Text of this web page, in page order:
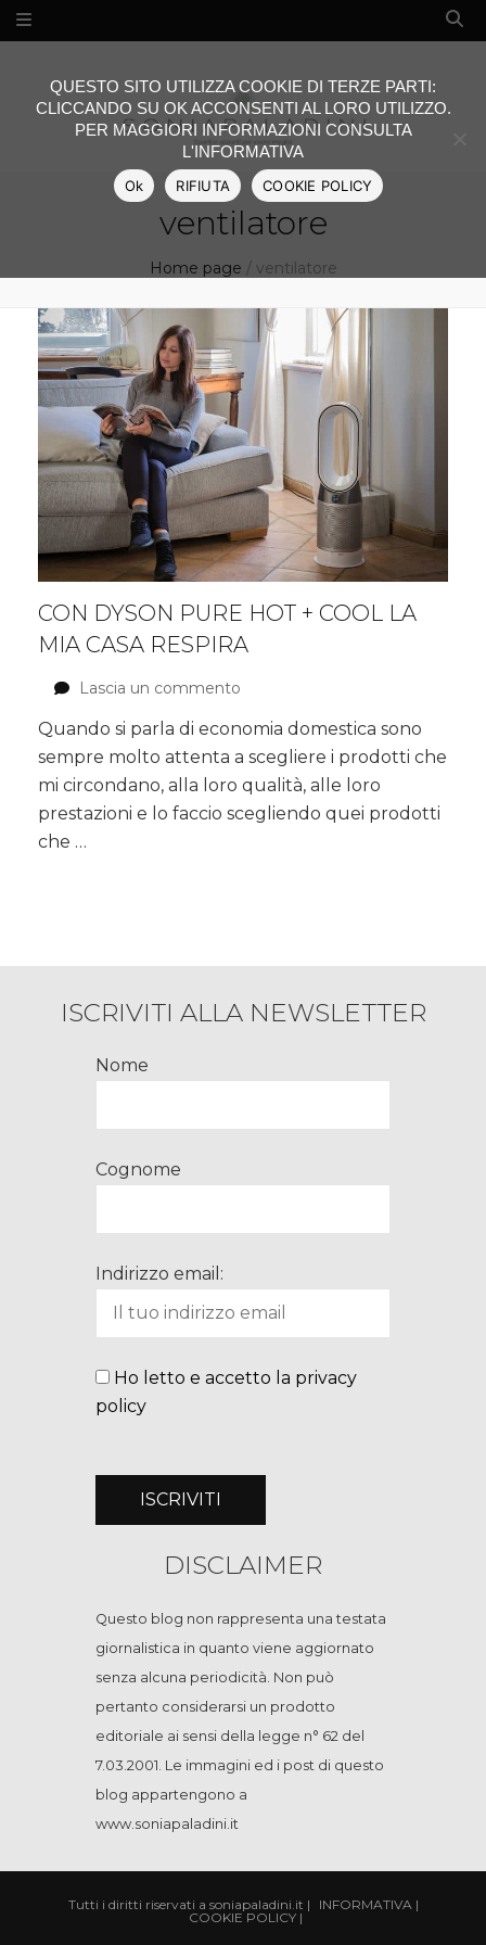
ventilatore
Home page / ventilatore
CON DYSON PURE HOT + COOL LA
MIA CASA RESPIRA
Lascia un commento
Dyson
Pure
Hot
Cool
Quando si parla di economia domestica sono
sempre molto attenta a scegliere i prodotti che
mi circondano, alla loro qualità, alle loro
prestazioni e lo faccio scegliendo quei prodotti
che …
QUESTO SITO UTILIZZA COOKIE DI TERZE PARTI:
CLICCANDO SU OK ACCONSENTI AL LORO UTILIZZO.
PER MAGGIORI INFORMAZIONI CONSULTA
L'INFORMATIVA
Ok RIFIUTA COOKIE POLICY
ISCRIVITI ALLA NEWSLETTER
Nome
Cognome
Indirizzo email:
Ho letto e accetto la privacy
policy
DISCLAIMER
Questo blog non rappresenta una testata
giornalistica in quanto viene aggiornato
senza alcuna periodicità. Non può
pertanto considerarsi un prodotto
editoriale ai sensi della legge n° 62 del
7.03.2001. Le immagini ed i post di questo
blog appartengono a
www.soniapaladini.it
Tutti i diritti riservati a soniapaladini.it | INFORMATIVA|
COOKIE POLICY |